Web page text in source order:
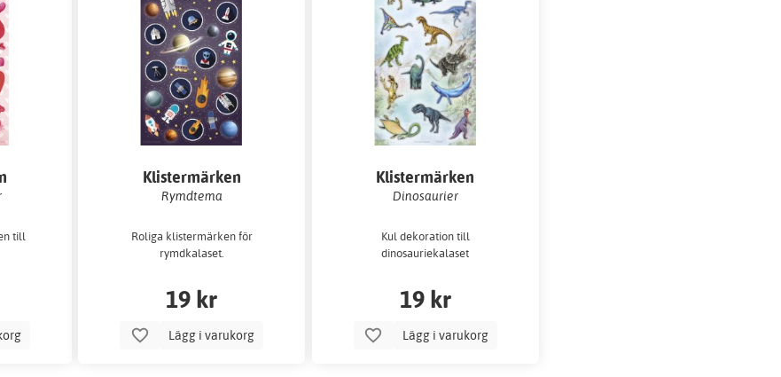
till
Klistermärken
Rymdtema
Roliga klistermärken för
rymdkalaset.
19 kr
Lägg i varukorg
Klistermärken
Dinosaurier
Kul dekoration till
dinosauriekalaset
19 kr
Lägg i varukorg